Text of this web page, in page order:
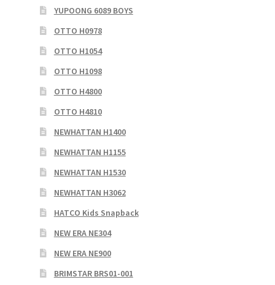
YUPOONG 6089 BOYS
OTTO H0978
OTTO H1054
OTTO H1098
OTTO H4800
OTTO H4810
NEWHATTAN H1400
NEWHATTAN H1155
NEWHATTAN H1530
NEWHATTAN H3062
HATCO Kids Snapback
NEW ERA NE304
NEW ERA NE900
BRIMSTAR BRS01-001